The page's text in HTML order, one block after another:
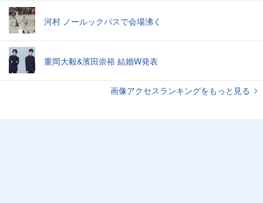
河村 ノールックパスで会場沸く
重岡大毅&濱田崇裕 結婚W発表
画像アクセスランキングをもっと見る